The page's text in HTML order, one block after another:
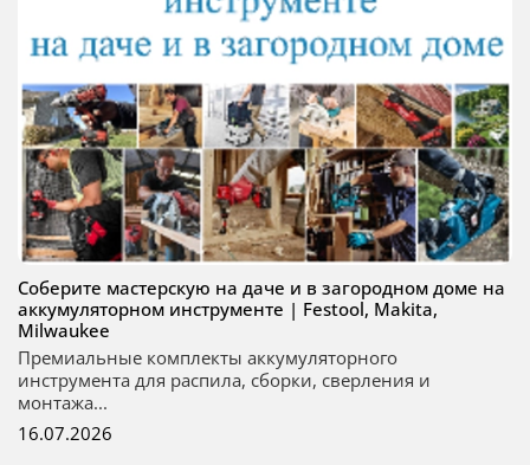
Соберите мастерскую на даче и в загородном доме на
аккумуляторном инструменте | Festool, Makita,
Milwaukee
Премиальные комплекты аккумуляторного
инструмента для распила, сборки, сверления и
монтажа...
16.07.2026